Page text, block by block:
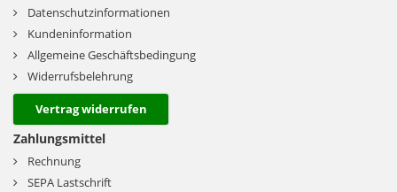
Datenschutzinformationen
Kundeninformation
Allgemeine Geschäftsbedingung
Widerrufsbelehrung
Vertrag widerrufen
Zahlungsmittel
Rechnung
SEPA Lastschrift